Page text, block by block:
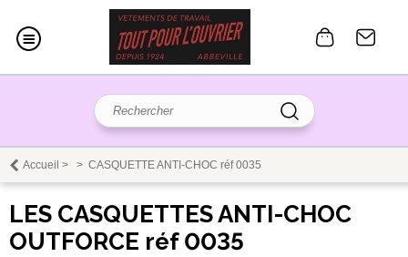
Accueil > > CASQUETTE ANTI-CHOC réf 0035
LES CASQUETTES ANTI-CHOC
OUTFORCE réf 0035